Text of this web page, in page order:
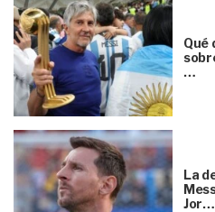
Qué
…
La
Jor…